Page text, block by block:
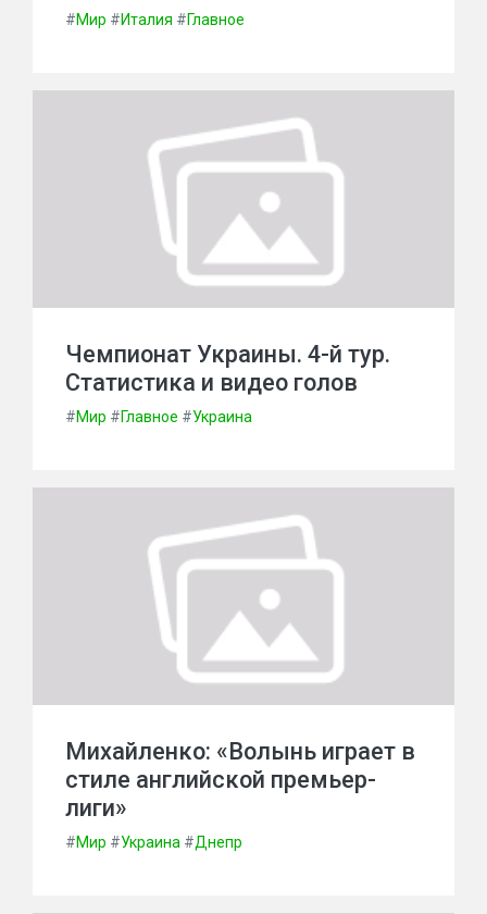
#Мир #Италия #Главное
Чемпионат Украины. 4-й тур.
Статистика и видео голов
#Мир #Главное #Украина
Михайленко: «Волынь играет в
стиле английской премьер-
лиги»
#Мир #Украина #Днепр